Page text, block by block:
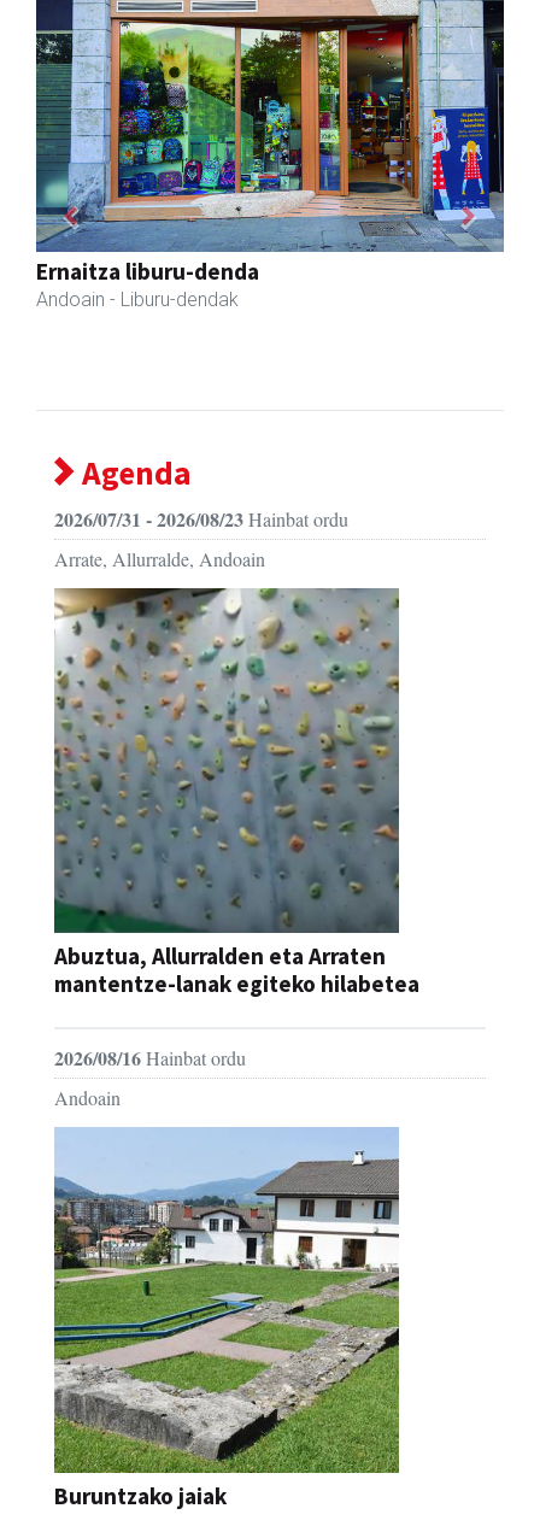
Ernaitza liburu-denda
Andoain - Liburu-dendak
Previous Next
Agenda
2026/07/31 - 2026/08/23Hainbat ordu
Arrate, Allurralde, Andoain
Abuztua, Allurralden eta Arraten
mantentze-lanak egiteko hilabetea
2026/08/16Hainbat ordu
Andoain
Buruntzako jaiak